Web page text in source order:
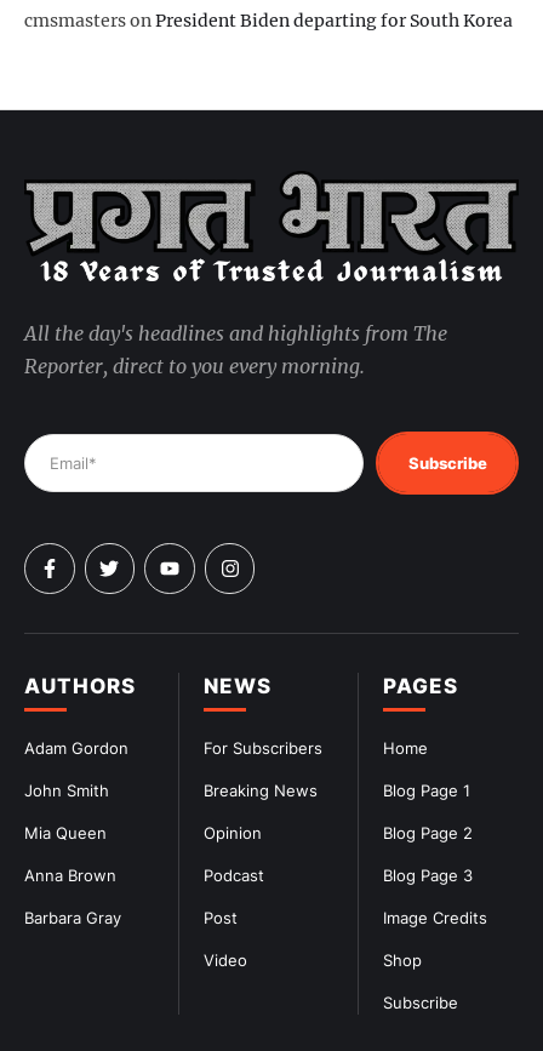
cmsmastersonPresident Biden departing for South Korea
PAGES
Home
Blog Page 1
Blog Page 2
Blog Page 3
Image Credits
Shop
Subscribe
NEWS
For Subscribers
Breaking News
Opinion
Podcast
Post
Video
AUTHORS
Adam Gordon
John Smith
Mia Queen
Anna Brown
Barbara Gray
All the day's headlines and highlights from The
Reporter, direct to you every morning.
Subscribe